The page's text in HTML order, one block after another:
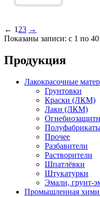
← 1 23 →
Показаны записи: с 1 по
Продукция
Лакокрасочные
Грунтовки
Краски (ЛКМ)
Лаки (ЛКМ)
Прочее
Разбавители
Растворители
Шпатлёвки
Штукатурки
Эмали, грунт-
Промышленная